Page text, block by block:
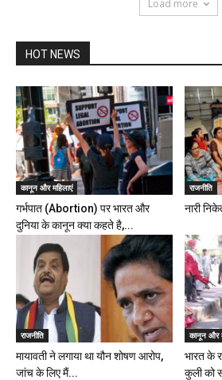
Load more
HOT NEWS
कानून और महिलाएं
गर्भपात (Abortion) पर भारत और
दुनिया के कानून क्या कहते है,...
राजनीति
नारी
राजनीति
मायावती ने लगाया था यौन शोषण आरोप,
जांच के लिए मैं...
कानून और
भारत के
कुली को